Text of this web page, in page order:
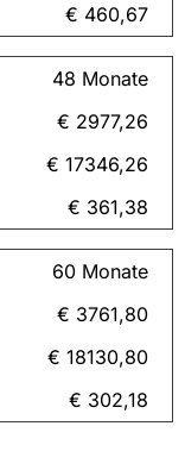
€ 460,67
48 Monate
€ 2977,26
€ 17346,26
€ 361,38
60 Monate
€ 3761,80
€ 18130,80
€ 302,18